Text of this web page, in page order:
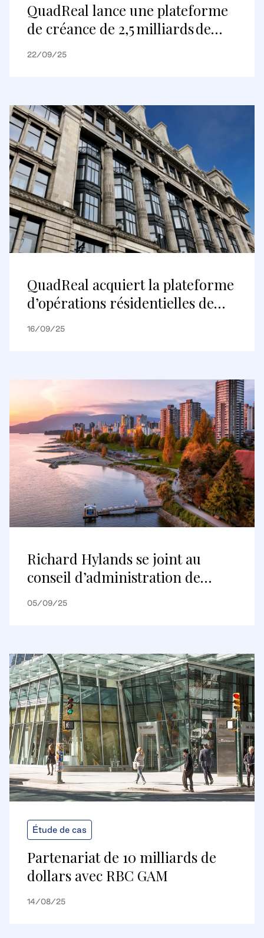
QuadReal lance une plateforme
de créance de 2,5 milliards de
livres sterling au Royaume-Uni
22/09/25
QuadReal acquiert la plateforme
d’opérations résidentielles de
Realstar au Royaume-Uni et en
construits pour être loués et des
logements pour étudiants
16/09/25
Richard Hylands se joint au
conseil d’administration de
QuadReal
05/09/25
Étude de cas
Partenariat de 10 milliards de
dollars avec RBC GAM
14/08/25